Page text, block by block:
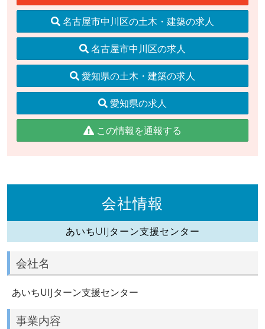
名古屋市中川区の土木・建築の求人
名古屋市中川区の求人
愛知県の土木・建築の求人
愛知県の求人
この情報を通報する
会社情報
あいちUIJターン支援センター
会社名
あいちUIJターン支援センター
事業内容